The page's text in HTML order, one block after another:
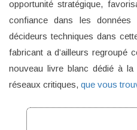
opportunité stratégique,
confiance dans les données
décideurs techniques dans
fabricant a d’ailleurs regroupé
nouveau livre blanc dédié à
réseaux critiques, que vous